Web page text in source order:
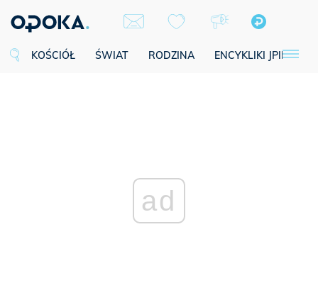
KOŚCIÓŁ ŚWIAT RODZINA ENCYKLIKI JPII
ad